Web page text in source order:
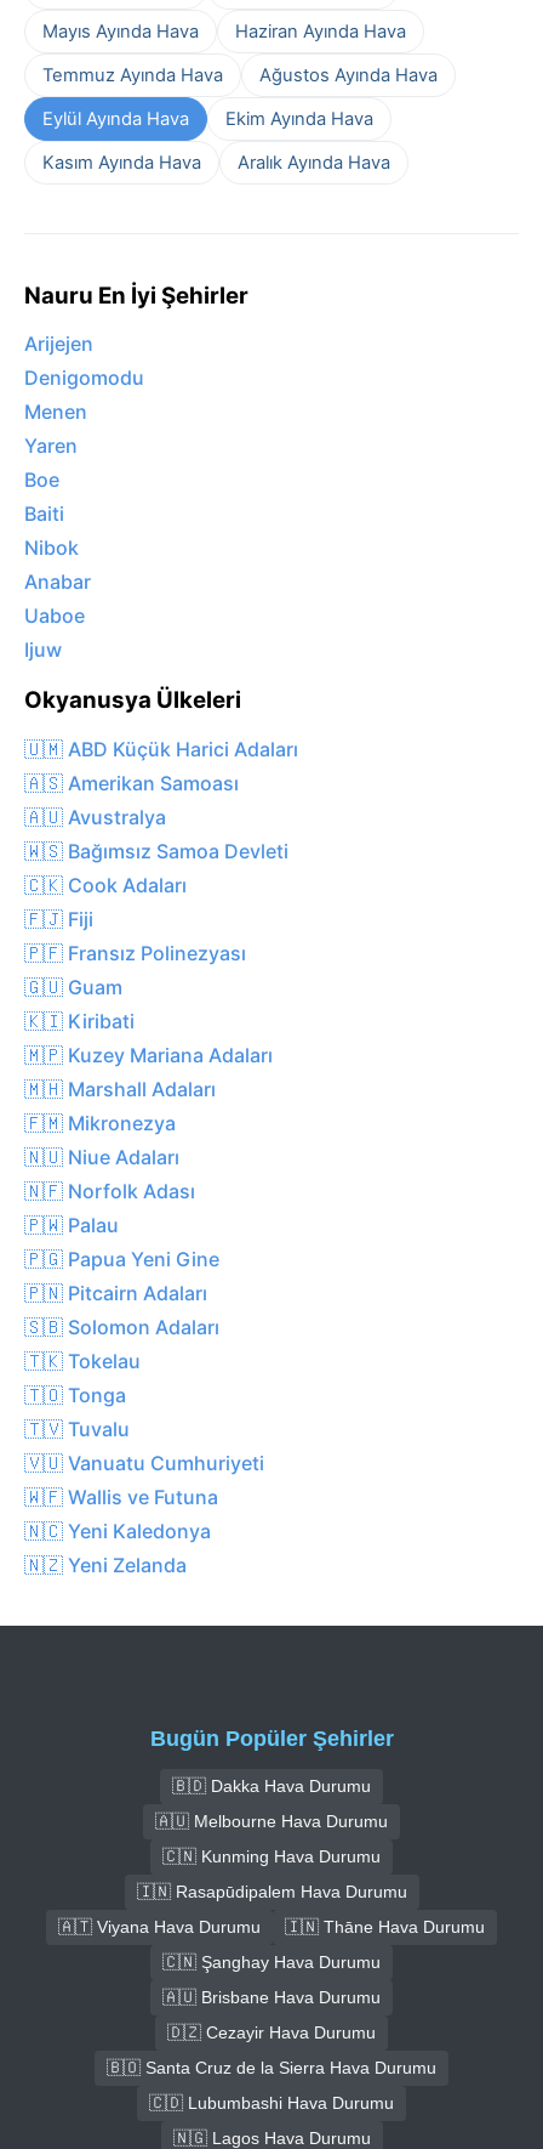
Mayıs Ayında Hava
Haziran Ayında Hava
Temmuz Ayında Hava
Ağustos Ayında Hava
Eylül Ayında Hava
Ekim Ayında Hava
Kasım Ayında Hava
Aralık Ayında Hava
Nauru En İyi Şehirler
Arijejen
Denigomodu
Menen
Yaren
Boe
Baiti
Nibok
Anabar
Uaboe
Ijuw
Okyanusya Ülkeleri
🇺🇲 ABD Küçük Harici Adaları
🇦🇸 Amerikan Samoası
🇦🇺 Avustralya
🇼🇸 Bağımsız Samoa Devleti
🇨🇰 Cook Adaları
🇫🇯 Fiji
🇵🇫 Fransız Polinezyası
🇬🇺 Guam
🇰🇮 Kiribati
🇲🇵 Kuzey Mariana Adaları
🇲🇭 Marshall Adaları
🇫🇲 Mikronezya
🇳🇺 Niue Adaları
🇳🇫 Norfolk Adası
🇵🇼 Palau
🇵🇬 Papua Yeni Gine
🇵🇳 Pitcairn Adaları
🇸🇧 Solomon Adaları
🇹🇰 Tokelau
🇹🇴 Tonga
🇹🇻 Tuvalu
🇻🇺 Vanuatu Cumhuriyeti
🇼🇫 Wallis ve Futuna
🇳🇨 Yeni Kaledonya
🇳🇿 Yeni Zelanda
Bugün Popüler Şehirler
🇧🇩 Dakka Hava Durumu
🇦🇺 Melbourne Hava Durumu
🇨🇳 Kunming Hava Durumu
🇮🇳 Rasapūdipalem Hava Durumu
🇦🇹 Viyana Hava Durumu
🇮🇳 Thāne Hava Durumu
🇨🇳 Şanghay Hava Durumu
🇦🇺 Brisbane Hava Durumu
🇩🇿 Cezayir Hava Durumu
🇧🇴 Santa Cruz de la Sierra Hava Durumu
🇨🇩 Lubumbashi Hava Durumu
🇳🇬 Lagos Hava Durumu